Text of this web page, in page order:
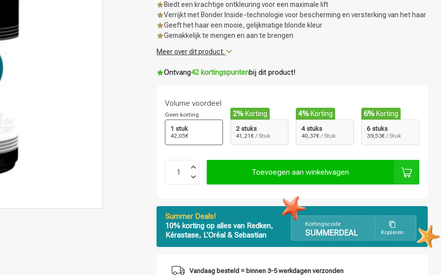
Biedt een krachtige ontkleuring voor een maximale lift
Verrijkt met Bonder Inside-technologie voor bescherming en versterking van het haar
Geeft het haar een mooie, gelijkmatige blonde kleur
Gemakkelijk te mengen en aan te brengen
Meer over dit product.
Ontvang42 kortingspuntenbij dit product!
Volume voordeel
Geen korting
1 stuk
42,05€
2% Korting
2 stuks
41,21€ / Stuk
4% Korting
4 stuks
40,37€ / Stuk
6% Korting
6 stuks
39,53€ / Stuk
Toevoegen aan winkelwagen
Summer Deals!
10% korting op alles van Redken,
Kérastase, L’Oréal & Sebastian
Kortingscode
SUMMERDEAL Kopieren
Vandaag besteld = binnen 3-5 werkdagen verzonden